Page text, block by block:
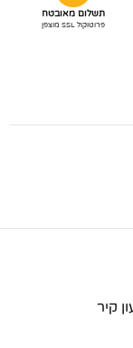
תשלום מאובטח
פרוטוקול SSL מוצפן